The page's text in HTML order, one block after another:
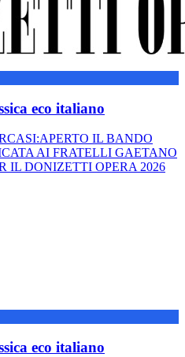
eco italiano
IL BANDO
AI FRATELLI GAETANO
IL DONIZETTI OPERA 2026
eco italiano